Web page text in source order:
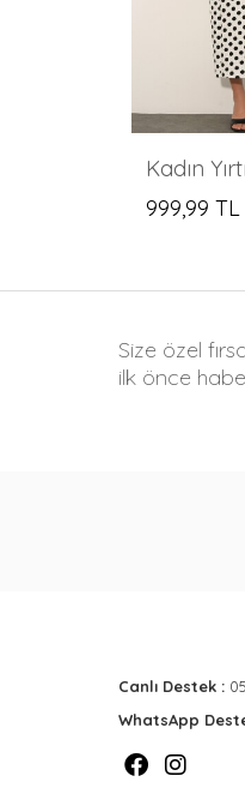
999,99 TL
Size özel
ilk önce
Canlı Destek :
WhatsApp